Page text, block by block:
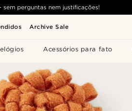
Archive Sale
Acessórios para fato
perguntas nem justificações!